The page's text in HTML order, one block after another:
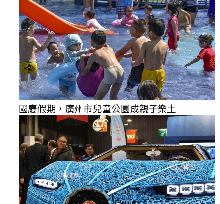
國慶假期，廣州市兒童公園成親子樂土